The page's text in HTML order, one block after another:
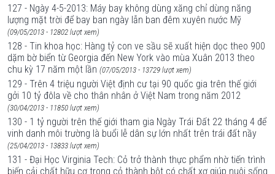
127 - Ngày 4-5-2013: Máy bay không dùng xăng chỉ dùng năng
lượng mặt trời để bay ban ngày lẫn ban đêm xuyên nước Mỹ
(09/05/2013 - 12802 lượt xem)
128 - Tin khoa học: Hàng tỷ con ve sầu sẽ xuất hiện dọc theo 900
dặm bờ biển từ Georgia đến New York vào mùa Xuân 2013 theo
chu kỳ 17 năm một lần (07/05/2013 - 13729 lượt xem)
129 - Trên 4 triệu người Việt định cư tại 90 quốc gia trên thế giới
gởi 10 tỷ đôla về cho thân nhân ở Việt Nam trong năm 2012
(30/04/2013 - 11850 lượt xem)
130 - 1 tỷ người trên thế giới tham gia Ngày Trái Ðất 22 tháng 4 để
vinh danh môi trường là buổi lễ dân sự lớn nhất trên trái đất nầy
(25/04/2013 - 13833 lượt xem)
131 - Đại Học Virginia Tech: Cỏ trở thành thực phẩm nhờ tiến trình
biến cải chất hữu cơ trong cỏ thành bột có chất xơ giúp nuôi sống